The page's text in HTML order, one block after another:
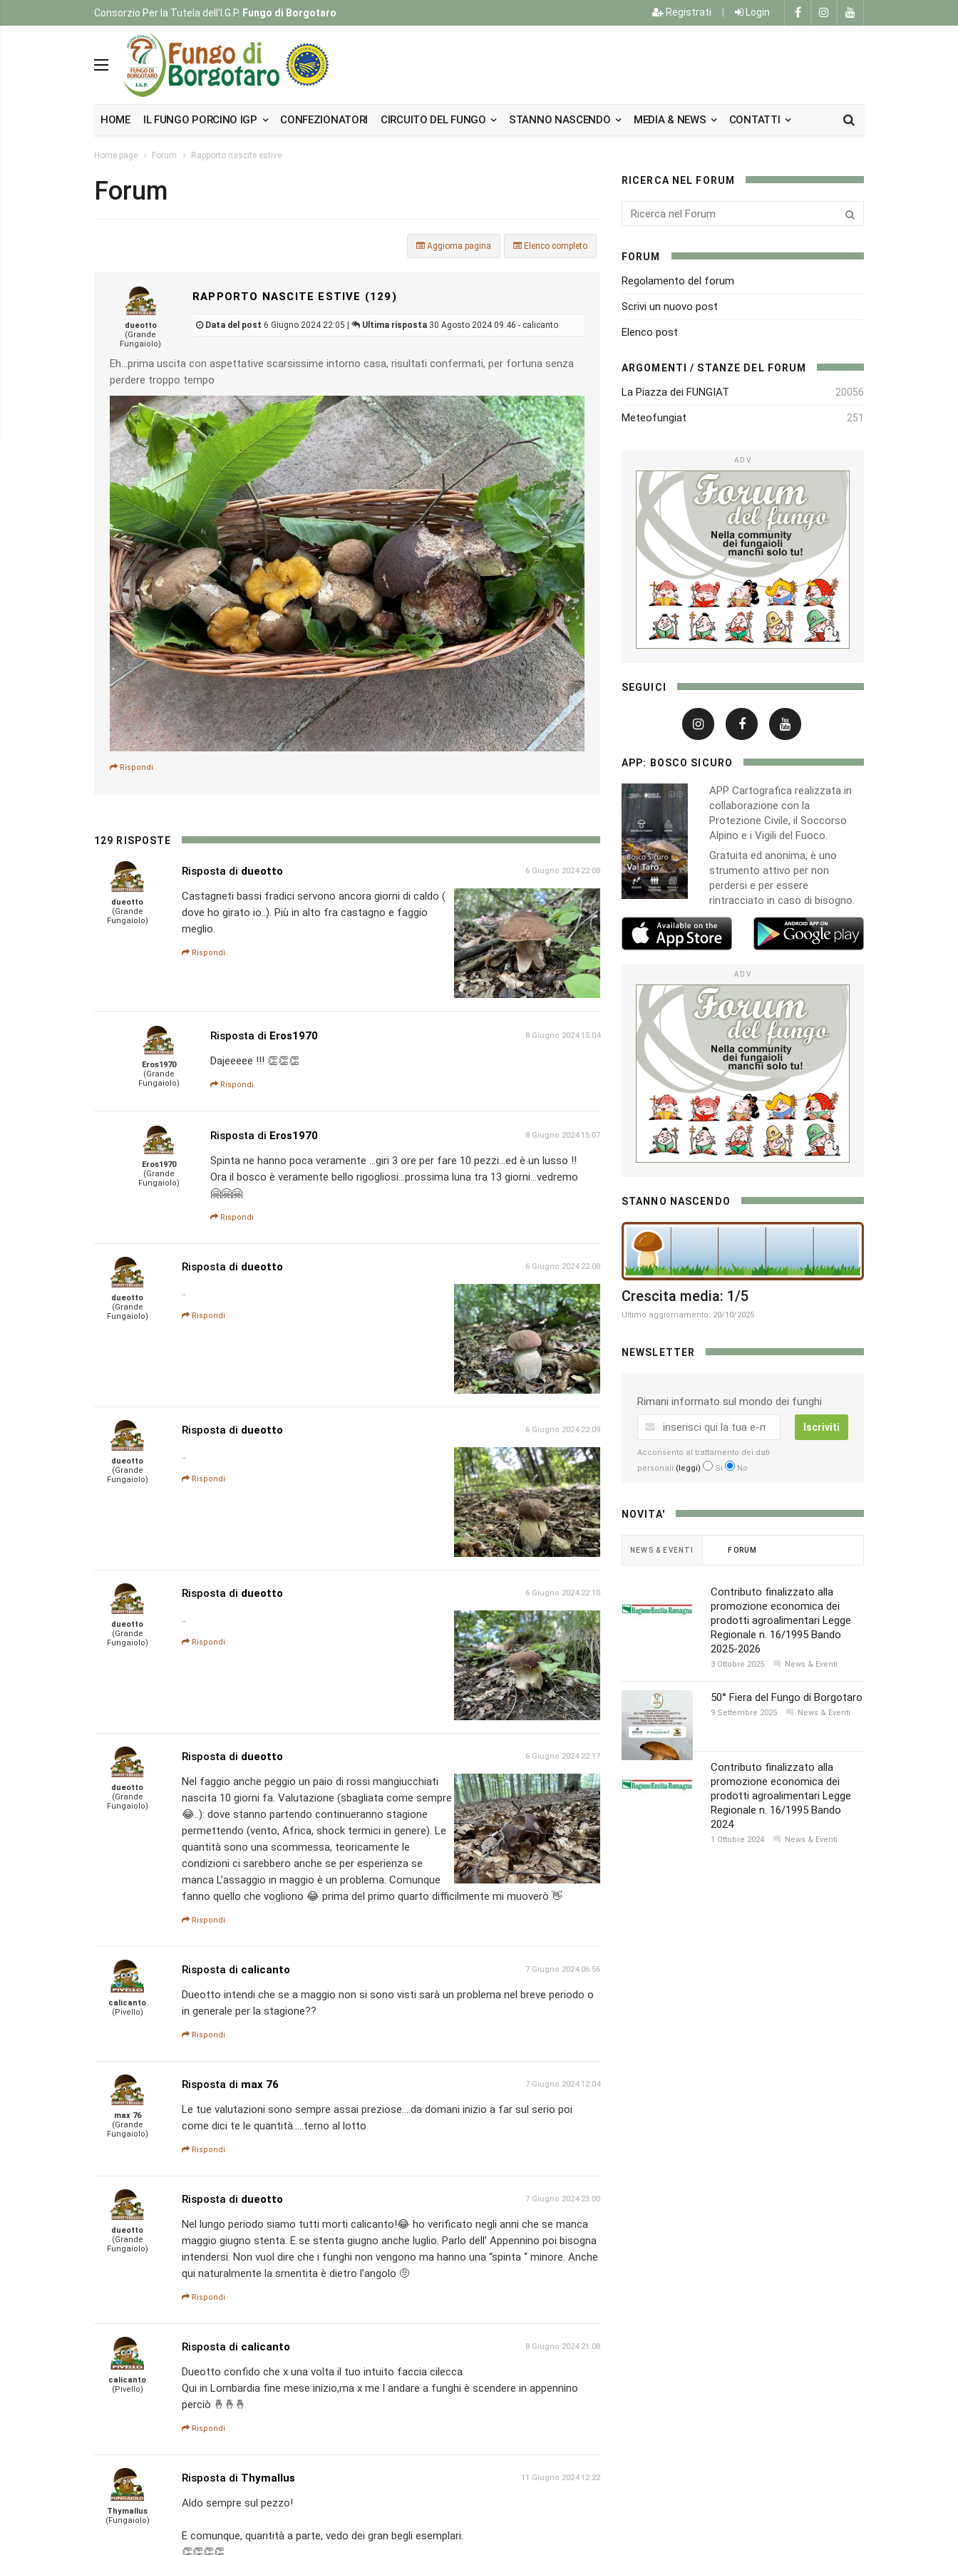
Consorzio Per la Tutela dell'I.G.P. Fungo di Borgotaro Registrati Login
HOME IL FUNGO PORCINO IGP CONFEZIONATORI CIRCUITO DEL FUNGO STANNO NASCENDO MEDIA & NEWS CONTATTI
Home page Forum Rapporto nascite estive
Forum
Elenco completo
Aggiorna pagina
dueotto
(Grande
Fungaiolo)
RAPPORTO NASCITE ESTIVE (129)
Data del post 6 Giugno 2024 22:05 | Ultima risposta 30 Agosto 2024 09:46 - calicanto
Eh…prima uscita con aspettative scarsissime intorno casa, risultati confermati, per fortuna senza
perdere troppo tempo
Rispondi
129 RISPOSTE
dueotto
(Grande
Fungaiolo)
Risposta di dueotto 6 Giugno 2024 22:08
Castagneti bassi fradici servono ancora giorni di caldo (
dove ho girato io..). Più in alto fra castagno e faggio
meglio.
Rispondi
Eros1970
(Grande
Fungaiolo)
Risposta di Eros1970 8 Giugno 2024 15:04
Dajeeeee !!! 👏👏👏
Rispondi
Eros1970
(Grande
Fungaiolo)
Risposta di Eros1970 8 Giugno 2024 15:07
Spinta ne hanno poca veramente ...giri 3 ore per fare 10 pezzi...ed è un lusso !!
Ora il bosco è veramente bello rigogliosi...prossima luna tra 13 giorni...vedremo
🤗🤗🤗
Rispondi
dueotto
(Grande
Fungaiolo)
Risposta di dueotto 6 Giugno 2024 22:08
..
Rispondi
dueotto
(Grande
Fungaiolo)
Risposta di dueotto 6 Giugno 2024 22:09
..
Rispondi
dueotto
(Grande
Fungaiolo)
Risposta di dueotto 6 Giugno 2024 22:10
..
Rispondi
dueotto
(Grande
Fungaiolo)
Risposta di dueotto 6 Giugno 2024 22:17
Nel faggio anche peggio un paio di rossi mangiucchiati
nascita 10 giorni fa. Valutazione (sbagliata come sempre
😂..): dove stanno partendo continueranno stagione
permettendo (vento, Africa, shock termici in genere). Le
quantità sono una scommessa, teoricamente le
condizioni ci sarebbero anche se per esperienza se
manca L’assaggio in maggio è un problema. Comunque
fanno quello che vogliono 😂 prima del primo quarto difficilmente mi muoverò 👋
Rispondi
calicanto
(Pivello)
Risposta di calicanto 7 Giugno 2024 06:56
Dueotto intendi che se a maggio non si sono visti sarà un problema nel breve periodo o
in generale per la stagione??
Rispondi
max 76
(Grande
Fungaiolo)
Risposta di max 76 7 Giugno 2024 12:04
Le tue valutazioni sono sempre assai preziose....da domani inizio a far sul serio poi
come dici te le quantità.....terno al lotto
Rispondi
dueotto
(Grande
Fungaiolo)
Risposta di dueotto 7 Giugno 2024 23:00
Nel lungo periodo siamo tutti morti calicanto!😂 ho verificato negli anni che se manca
maggio giugno stenta. E se stenta giugno anche luglio. Parlo dell’ Appennino poi bisogna
intendersi. Non vuol dire che i funghi non vengono ma hanno una “spinta “ minore. Anche
qui naturalmente la smentita è dietro l’angolo 🤨
Rispondi
calicanto
(Pivello)
Risposta di calicanto 8 Giugno 2024 21:08
Dueotto confido che x una volta il tuo intuito faccia cilecca
Qui in Lombardia fine mese inizio,ma x me l andare a funghi è scendere in appennino
perciò 🤞🤞🤞
Rispondi
Thymallus
(Fungaiolo)
Risposta di Thymallus 11 Giugno 2024 12:22
Aldo sempre sul pezzo!
E comunque, quantità a parte, vedo dei gran begli esemplari.
👏👏👏👏
RICERCA NEL FORUM
FORUM
Regolamento del forum
Scrivi un nuovo post
Elenco post
ARGOMENTI / STANZE DEL FORUM
La Piazza dei FUNGIAT 20056
Meteofungiat 251
ADV
SEGUICI
APP: BOSCO SICURO
APP Cartografica realizzata in
collaborazione con la
Protezione Civile, il Soccorso
Alpino e i Vigili del Fuoco.
Gratuita ed anonima, è uno
strumento attivo per non
perdersi e per essere
rintracciato in caso di bisogno.
ADV
STANNO NASCENDO
Crescita media: 1/5
Ultimo aggiornamento: 20/10/2025
NEWSLETTER
Rimani informato sul mondo dei funghi
Iscriviti
Acconsento al trattamento dei dati
personali (leggi) Si No
NOVITA'
NEWS & EVENTI FORUM
Contributo finalizzato alla
promozione economica dei
prodotti agroalimentari Legge
Regionale n. 16/1995 Bando
2025-2026
3 Ottobre 2025 News & Eventi
50° Fiera del Fungo di Borgotaro
9 Settembre 2025 News & Eventi
Contributo finalizzato alla
promozione economica dei
prodotti agroalimentari Legge
Regionale n. 16/1995 Bando
2024
1 Ottobre 2024 News & Eventi